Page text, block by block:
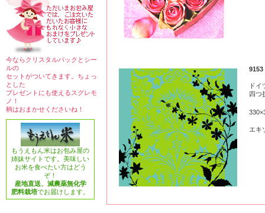
今ならクリスタルパックとシー
ルの
セットがついてきます。ちょっ
とした
プレゼントにも使えるスグレモ
ノ！
柄はおまかせくださいね！
もうえもん米はお包み屋の
姉妹サイトです。美味しい
お米を食べたい方はどう
ぞ！
産地直送、減農薬無化学
肥料栽培でお届けします。
ド
四つ
エキ